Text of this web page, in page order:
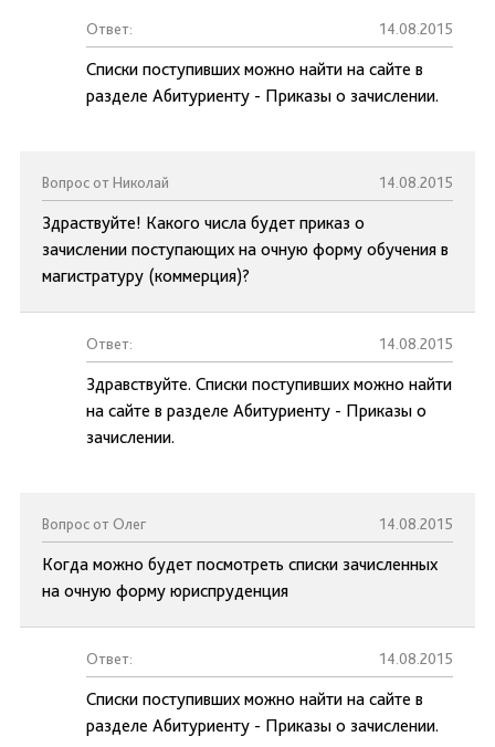
Ответ: 14.08.2015
Списки поступивших можно найти на сайте в
разделе Абитуриенту - Приказы о зачислении.
Вопрос от Николай 14.08.2015
Здраствуйте! Какого числа будет приказ о
зачислении поступающих на очную форму обучения в
магистратуру (коммерция)?
Ответ: 14.08.2015
Здравствуйте. Списки поступивших можно найти
на сайте в разделе Абитуриенту - Приказы о
зачислении.
Вопрос от Олег 14.08.2015
Когда можно будет посмотреть списки зачисленных
на очную форму юриспруденция
Ответ: 14.08.2015
Списки поступивших можно найти на сайте в
разделе Абитуриенту - Приказы о зачислении.